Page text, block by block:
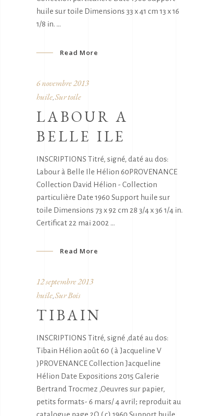
huile sur toile Dimensions 33 x 41 cm 13 x 16
1/8 in.
Read More
6 novembre 2013
huile Sur toile
LABOUR A
BELLE ILE
INSCRIPTIONS Titré, signé, daté au dos:
Labour à Belle Ile Hélion 60PROVENANCE
Collection David Hélion - Collection
particulière Date 1960 Support huile sur
toile Dimensions 73 x 92 cm 28 3/4 x 36 1/4 in.
Certificat 22 mai 2002
Read More
12 septembre 2013
huile, Sur Bois
TIBAIN
INSCRIPTIONS Titré, signé ,daté au dos:
Tibain Hélion août 60 ( à Jacqueline V
)PROVENANCE Collection Jacqueline
Hélion Date Expositions 2015 Galerie
Bertrand Trocmez ,Oeuvres sur papier,
petits formats- 6 mars/ 4 avril; reproduit au
catalogue page 2O ( c) 1960 Support huile